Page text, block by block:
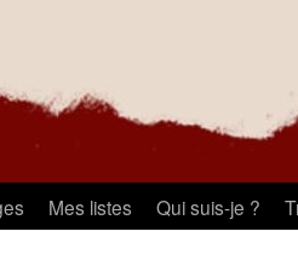
Mes listes Qui suis-je ?